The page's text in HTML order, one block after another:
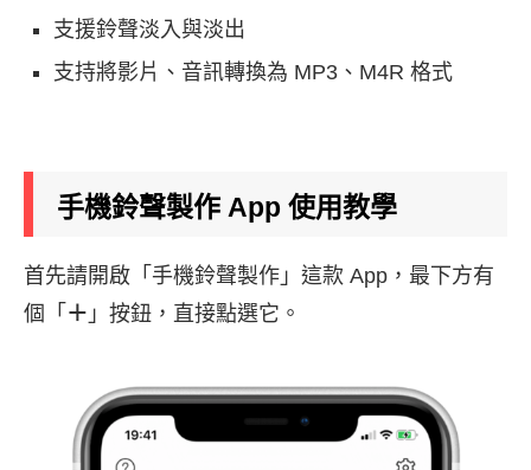
支援鈴聲淡入與淡出
支持將影片、音訊轉換為 MP3、M4R 格式
手機鈴聲製作 App 使用教學
首先請開啟「手機鈴聲製作」這款 App，最下方有
個「 ＋ 」按鈕，直接點選它。